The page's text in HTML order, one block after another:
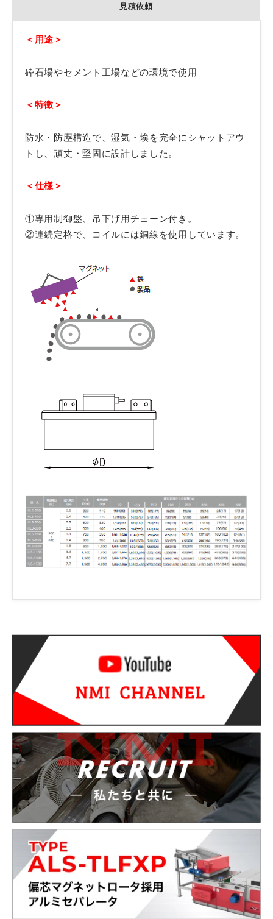
見積依頼
＜用途＞
砕石場やセメント工場などの環境で使用
＜特徴＞
防水・防塵構造で、湿気・埃を完全にシャットアウ
トし、頑丈・堅固に設計しました。
＜仕様＞
①専用制御盤、吊下げ用チェーン付き。
②連続定格で、コイルには銅線を使用しています。